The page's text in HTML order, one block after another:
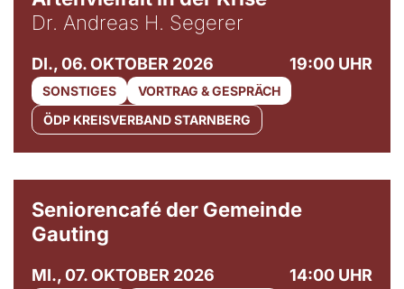
Dr. Andreas H. Segerer
DI., 06. OKTOBER 2026 19:00 UHR
SONSTIGES
VORTRAG & GESPRÄCH
ÖDP KREISVERBAND STARNBERG
Seniorencafé der Gemeinde
Gauting
MI., 07. OKTOBER 2026 14:00 UHR